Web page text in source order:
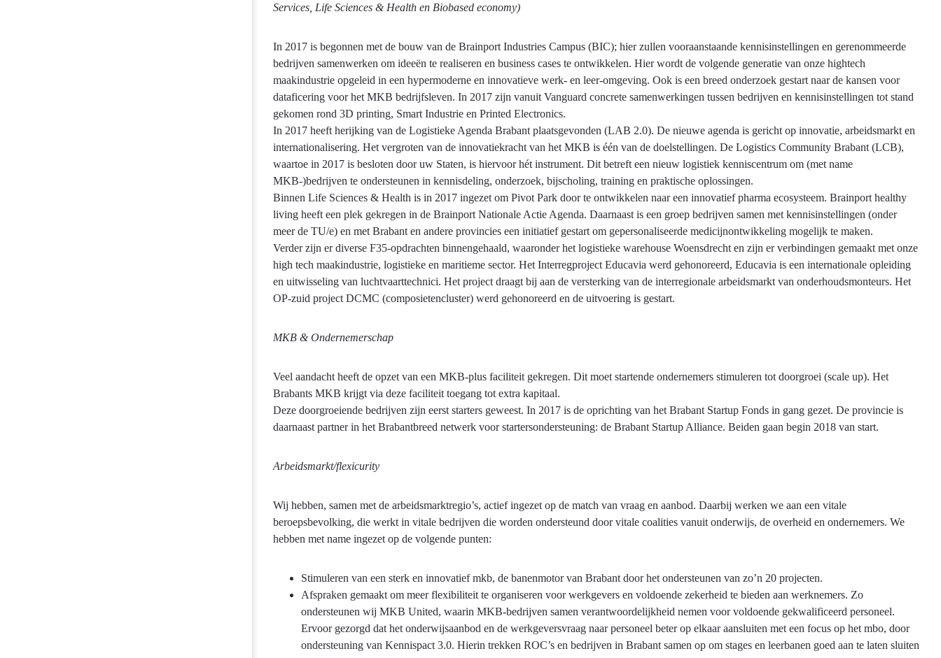
Services, Life Sciences & Health en Biobased economy)
In 2017 is begonnen met de bouw van de Brainport Industries Campus (BIC); hier zullen vooraanstaande kennisinstellingen en gerenommeerde
bedrijven samenwerken om ideeën te realiseren en business cases te ontwikkelen. Hier wordt de volgende generatie van onze hightech
maakindustrie opgeleid in een hypermoderne en innovatieve werk- en leer-omgeving. Ook is een breed onderzoek gestart naar de kansen voor
dataficering voor het MKB bedrijfsleven. In 2017 zijn vanuit Vanguard concrete samenwerkingen tussen bedrijven en kennisinstellingen tot stand
gekomen rond 3D printing, Smart Industrie en Printed Electronics.
In 2017 heeft herijking van de Logistieke Agenda Brabant plaatsgevonden (LAB 2.0). De nieuwe agenda is gericht op innovatie, arbeidsmarkt en
internationalisering. Het vergroten van de innovatiekracht van het MKB is één van de doelstellingen. De Logistics Community Brabant (LCB),
waartoe in 2017 is besloten door uw Staten, is hiervoor hét instrument. Dit betreft een nieuw logistiek kenniscentrum om (met name
MKB-)bedrijven te ondersteunen in kennisdeling, onderzoek, bijscholing, training en praktische oplossingen.
Binnen Life Sciences & Health is in 2017 ingezet om Pivot Park door te ontwikkelen naar een innovatief pharma ecosysteem. Brainport healthy
living heeft een plek gekregen in de Brainport Nationale Actie Agenda. Daarnaast is een groep bedrijven samen met kennisinstellingen (onder
meer de TU/e) en met Brabant en andere provincies een initiatief gestart om gepersonaliseerde medicijnontwikkeling mogelijk te maken.
Verder zijn er diverse F35-opdrachten binnengehaald, waaronder het logistieke warehouse Woensdrecht en zijn er verbindingen gemaakt met onze
high tech maakindustrie, logistieke en maritieme sector. Het Interregproject Educavia werd gehonoreerd, Educavia is een internationale opleiding
en uitwisseling van luchtvaarttechnici. Het project draagt bij aan de versterking van de interregionale arbeidsmarkt van onderhoudsmonteurs. Het
OP-zuid project DCMC (composietencluster) werd gehonoreerd en de uitvoering is gestart.
MKB & Ondernemerschap
Veel aandacht heeft de opzet van een MKB-plus faciliteit gekregen. Dit moet startende ondernemers stimuleren tot doorgroei (scale up). Het
Brabants MKB krijgt via deze faciliteit toegang tot extra kapitaal.
Deze doorgroeiende bedrijven zijn eerst starters geweest. In 2017 is de oprichting van het Brabant Startup Fonds in gang gezet. De provincie is
daarnaast partner in het Brabantbreed netwerk voor startersondersteuning: de Brabant Startup Alliance. Beiden gaan begin 2018 van start.
Arbeidsmarkt/flexicurity
Wij hebben, samen met de arbeidsmarktregio’s, actief ingezet op de match van vraag en aanbod. Daarbij werken we aan een vitale
beroepsbevolking, die werkt in vitale bedrijven die worden ondersteund door vitale coalities vanuit onderwijs, de overheid en ondernemers. We
hebben met name ingezet op de volgende punten:
Stimuleren van een sterk en innovatief mkb, de banenmotor van Brabant door het ondersteunen van zo’n 20 projecten.
Afspraken gemaakt om meer flexibiliteit te organiseren voor werkgevers en voldoende zekerheid te bieden aan werknemers. Zo
ondersteunen wij MKB United, waarin MKB-bedrijven samen verantwoordelijkheid nemen voor voldoende gekwalificeerd personeel.
Ervoor gezorgd dat het onderwijsaanbod en de werkgeversvraag naar personeel beter op elkaar aansluiten met een focus op het mbo, door
ondersteuning van Kennispact 3.0. Hierin trekken ROC’s en bedrijven in Brabant samen op om stages en leerbanen goed aan te laten sluiten